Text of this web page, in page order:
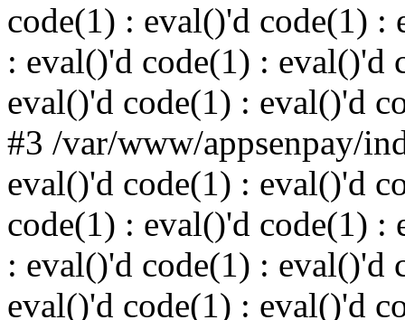
code(1) : eval()'d code(1) :
: eval()'d code(1) : eval()'d
eval()'d code(1) : eval()'d
#3 /var/www/appsenpay/
eval()'d code(1) : eval()'d
code(1) : eval()'d code(1) :
: eval()'d code(1) : eval()'d
eval()'d code(1) : eval()'d